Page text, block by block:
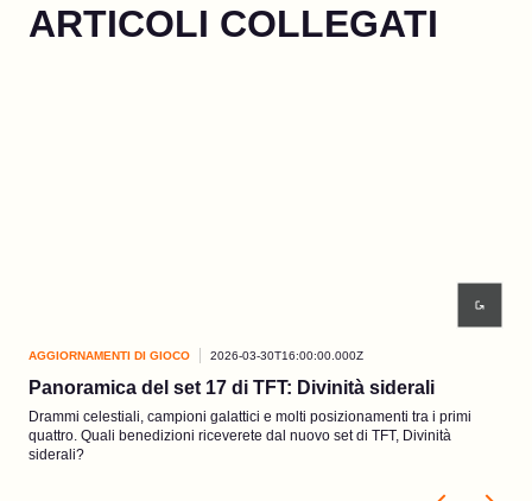
ARTICOLI COLLEGATI
AGGIORNAMENTI DI GIOCO 2026-03-30T16:00:00.000Z
Panoramica del set 17 di TFT: Divinità siderali
Drammi celestiali, campioni galattici e molti posizionamenti tra i primi
quattro. Quali benedizioni riceverete dal nuovo set di TFT, Divinità
siderali?